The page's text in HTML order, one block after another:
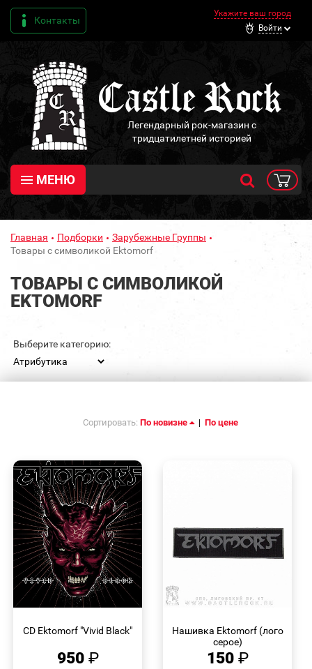
Контакты
Укажите ваш город
Войти
Легендарный рок-магазин с
тридцатилетней историей
МЕНЮ
Главная Подборки
Зарубежные Группы
Товары с символикой Ektomorf
ТОВАРЫ С СИМВОЛИКОЙ
EKTOMORF
Выберите категорию:
Сортировать: По новизне | По цене
CD Ektomorf "Vivid Black"
950 ₽
Нашивка Ektomorf (лого
серое)
150 ₽